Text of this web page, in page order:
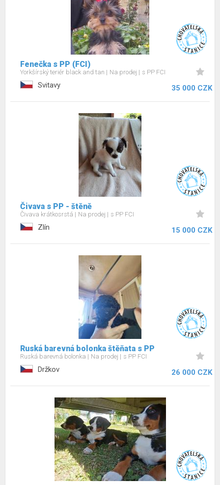
Fenečka s PP (FCI)
Yorkšírský teriér black and tan Na prodej s PP FCI
Svitavy 35 000 CZK
Čivava s PP - štěně
Čivava krátkosrstá Na prodej s PP FCI
Zlín 15 000 CZK
Ruská barevná bolonka štěňata s PP
Ruská barevná bolonka Na prodej s PP FCI
Držkov 26 000 CZK